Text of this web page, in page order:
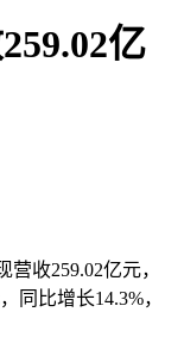
亿
收259.02亿元，
同比增长14.3%，